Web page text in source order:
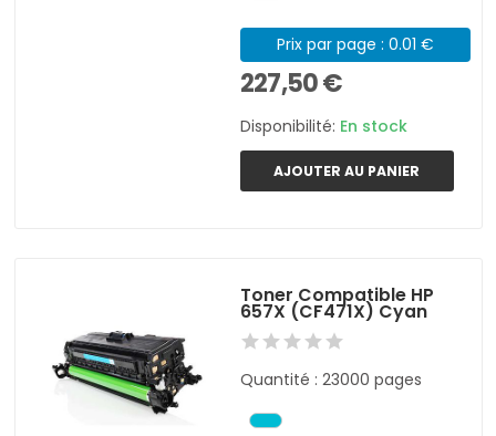
Prix par page : 0.01 €
227,50 €
Disponibilité: En stock
AJOUTER AU PANIER
Toner Compatible HP
657X (CF471X) Cyan
Quantité : 23000 pages